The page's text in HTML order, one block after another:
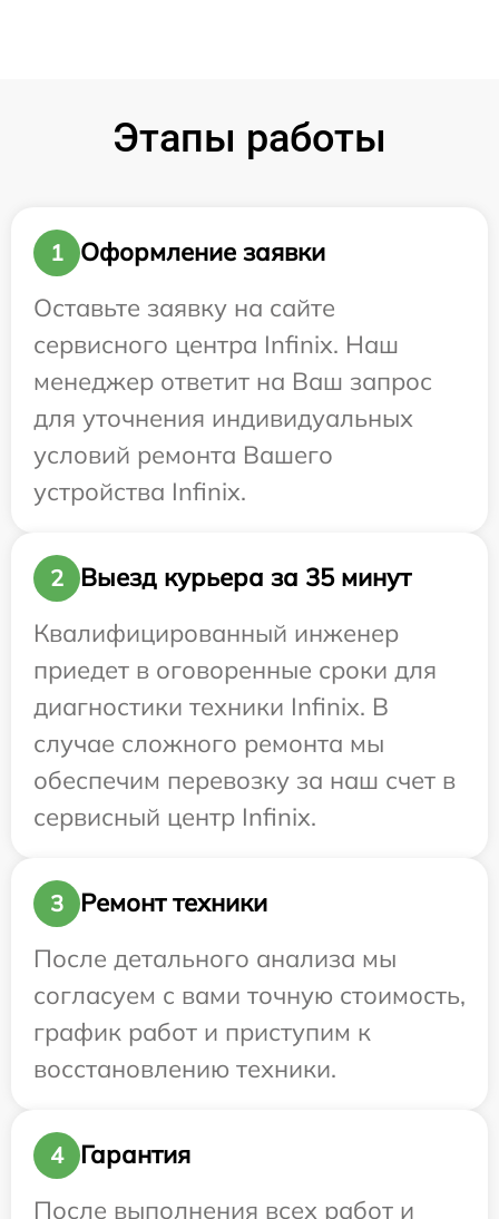
Этапы работы
1
Оформление заявки
Оставьте заявку на сайте
сервисного центра Infinix. Наш
менеджер ответит на Ваш запрос
для уточнения индивидуальных
условий ремонта Вашего
устройства Infinix.
2
Выезд курьера за 35 минут
Квалифицированный инженер
приедет в оговоренные сроки для
диагностики техники Infinix. В
случае сложного ремонта мы
обеспечим перевозку за наш счет в
сервисный центр Infinix.
3
Ремонт техники
После детального анализа мы
согласуем с вами точную стоимость,
график работ и приступим к
восстановлению техники.
4
Гарантия
После выполнения всех работ и